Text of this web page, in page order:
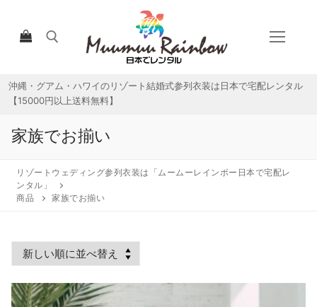
ツ
検索:
沖縄・グアム・ハワイのリゾート結婚式参列衣装は日本で宅配レンタル
【15000円以上送料無料】
宅配レンタルについて
宅配レンタル商品一覧
家族でお揃い
リゾートウェディング参列衣装は「ムームーレインボー日本で宅配レ
ンタル」
商品
家族でお揃い